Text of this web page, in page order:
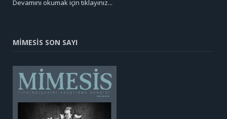
Devamını okumak için tıklayınız...
MİMESİS SON SAYI